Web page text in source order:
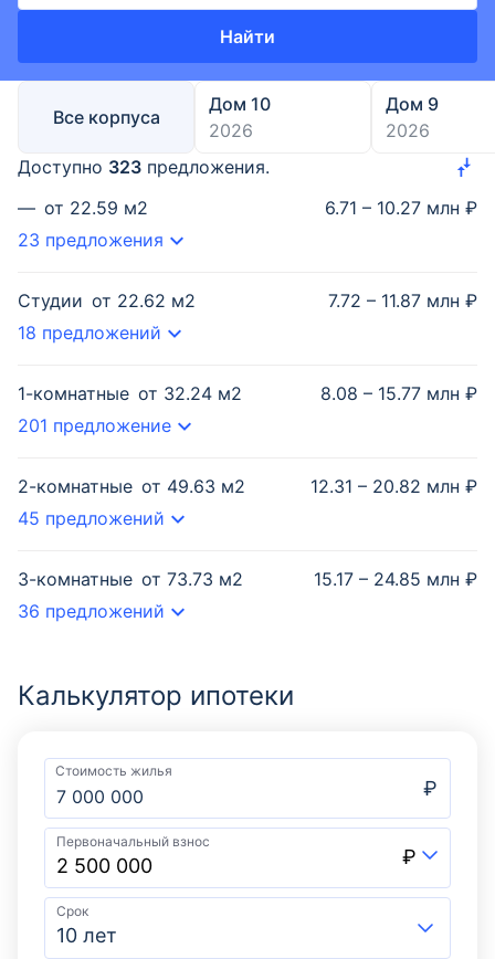
Найти
Все корпуса
Дом 10
2026
Дом 9
2026
Доступно 323 предложения.
— от 22.59 м2
6.71 – 10.27 млн ₽
23 предложения
Студии от 22.62 м2
7.72 – 11.87 млн ₽
18 предложений
1-комнатные от 32.24 м2
8.08 – 15.77 млн ₽
201 предложение
2-комнатные от 49.63 м2
12.31 – 20.82 млн ₽
45 предложений
3-комнатные от 73.73 м2
15.17 – 24.85 млн ₽
36 предложений
Калькулятор ипотеки
Стоимость жилья
₽
Первоначальный взнос
₽
Срок
10 лет